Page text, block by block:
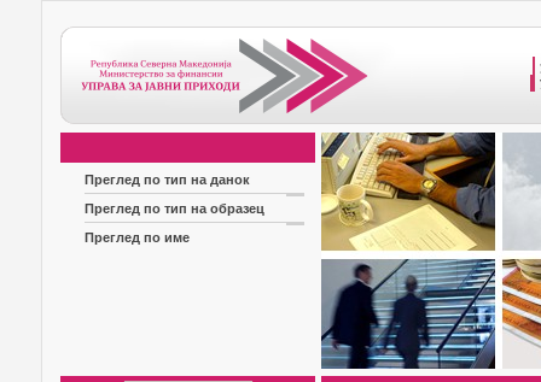
Преглед по тип на данок
Преглед по тип на образец
Преглед по име